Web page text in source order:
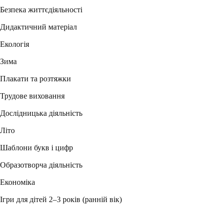
Безпека життєдіяльності
Дидактичний матеріал
Екологія
Зима
Плакати та розтяжки
Трудове виховання
Дослідницька діяльність
Літо
Шаблони букв і цифр
Образотворча діяльність
Економіка
Ігри для дітей 2–3 років (ранній вік)